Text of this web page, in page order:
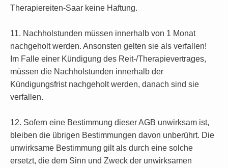
Therapiereiten-Saar keine Haftung.
11. Nachholstunden müssen innerhalb von 1 Monat
nachgeholt werden. Ansonsten gelten sie als verfallen!
Im Falle einer Kündigung des Reit-/Therapievertrages,
müssen die Nachholstunden innerhalb der
Kündigungsfrist nachgeholt werden, danach sind sie
verfallen.
12. Sofern eine Bestimmung dieser AGB unwirksam ist,
bleiben die übrigen Bestimmungen davon unberührt. Die
unwirksame Bestimmung gilt als durch eine solche
ersetzt, die dem Sinn und Zweck der unwirksamen